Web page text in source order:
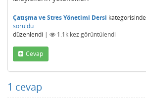
Çatışma ve Stres Yönetimi Dersi kategorisinde
soruldu
düzenlendi | 1.1k kez görüntülendi
Cevap
1 cevap